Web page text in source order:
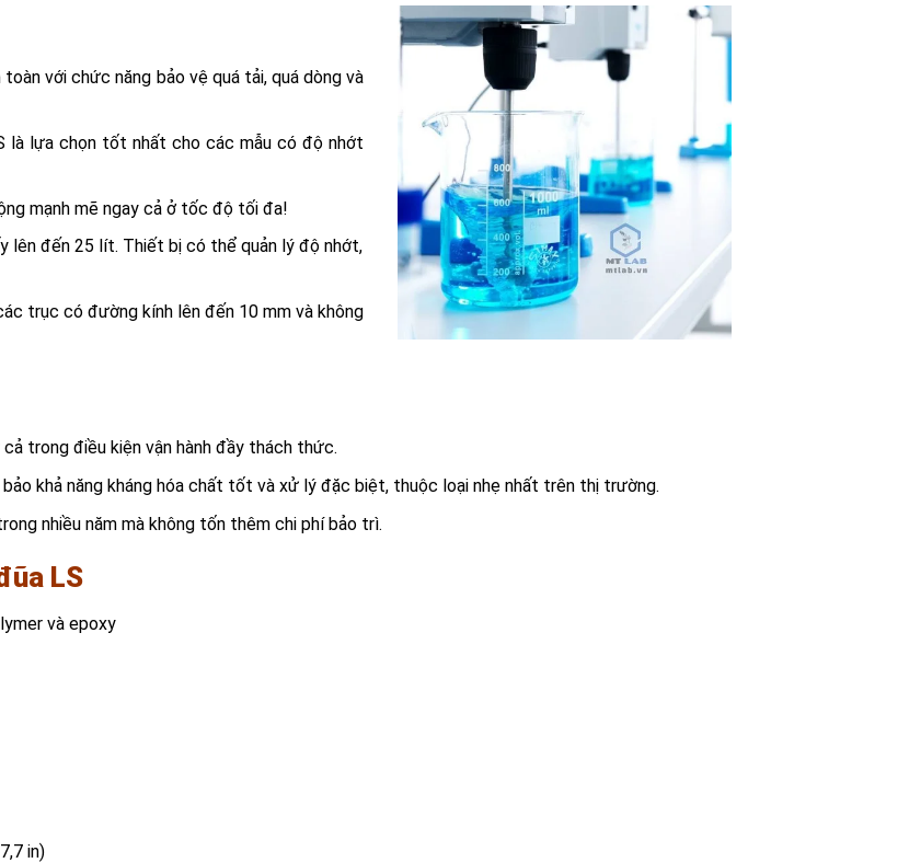
với chức năng bảo vệ quá tải, quá dòng và
lựa chọn tốt nhất cho các mẫu có độ nhớt
mạnh mẽ ngay cả ở tốc độ tối đa!
lên đến 25 lít. Thiết bị có thể quản lý độ nhớt,
trục có đường kính lên đến 10 mm và không
trong điều kiện vận hành đầy thách thức.
khả năng kháng hóa chất tốt và xử lý đặc biệt, thuộc loại nhẹ nhất trên thị trường.
nhiều năm mà không tốn thêm chi phí bảo trì.
LS
và epoxy
in)